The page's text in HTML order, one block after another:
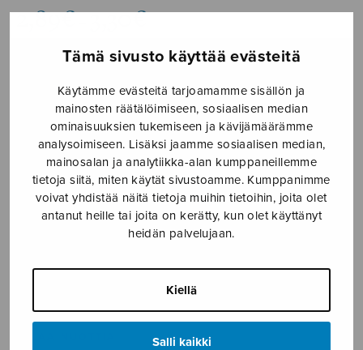
Tämä sivusto käyttää evästeitä
Käytämme evästeitä tarjoamamme sisällön ja
mainosten räätälöimiseen, sosiaalisen median
ominaisuuksien tukemiseen ja kävijämäärämme
analysoimiseen. Lisäksi jaamme sosiaalisen median,
mainosalan ja analytiikka-alan kumppaneillemme
tietoja siitä, miten käytät sivustoamme. Kumppanimme
voivat yhdistää näitä tietoja muihin tietoihin, joita olet
antanut heille tai joita on kerätty, kun olet käyttänyt
heidän palvelujaan.
Kiellä
Salli kaikki
2,89€ 3,30€
3,30€
Formaatti
Joulukirkkoon,
SSAA
määrä
LISÄÄ
OSTOSKORIIN